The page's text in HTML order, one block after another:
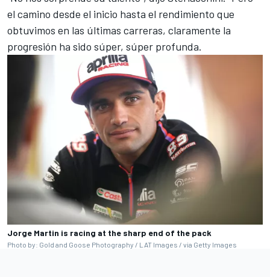
el camino desde el inicio hasta el rendimiento que
obtuvimos en las últimas carreras, claramente la
progresión ha sido súper, súper profunda.
Jorge Martin is racing at the sharp end of the pack
Photo by: Gold and Goose Photography / LAT Images / via Getty Images